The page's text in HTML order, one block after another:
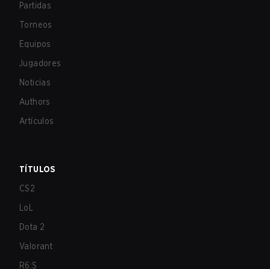
Partidas
Torneos
Equipos
Jugadores
Noticias
Authors
Artículos
TÍTULOS
CS2
LoL
Dota 2
Valorant
R6:S